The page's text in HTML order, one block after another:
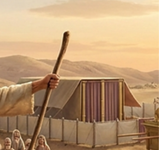
늘 우리는 예수님께서 제자들에게 권능을 주시는
라운 장면을 살펴보려고 합니다. 마태복음 8-9장
서 예수님은 친히 병자를 고치시고, 귀신을 쫓아내
시고, 풍랑을 잔잔케 하시는 놀라운 권능을 보여주
셨습니다. 그런데 10장에 이르러 예수님은 그 권
을 제자들에게 나누어 주십니다. 특별히 오늘 우리
는 "더러운 귀신을 쫓아내는" 권능에 주목하고자
니다. 혹시 여러분은 이렇게 생각하지 않으십니까
"귀신 쫓아내는 것은 예수님 시대의 일이고, 오늘
우리와는 상관없는 일이 아닐까?" 그러나 성경은
명히 말합니다. 우리의 싸움은 혈과 육을 상대하는
것이 아니라 영적 세력을 상대하는 것이라고(엡
6:12). 귀신의 역사는 과거에만 있었던 것이 아닙